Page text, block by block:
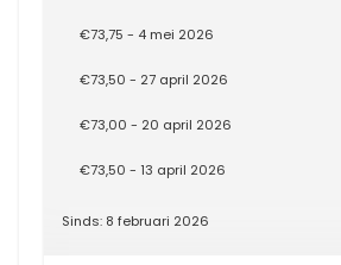
€73,75 - 4 mei 2026
€73,50 - 27 april 2026
€73,00 - 20 april 2026
€73,50 - 13 april 2026
Sinds: 8 februari 2026